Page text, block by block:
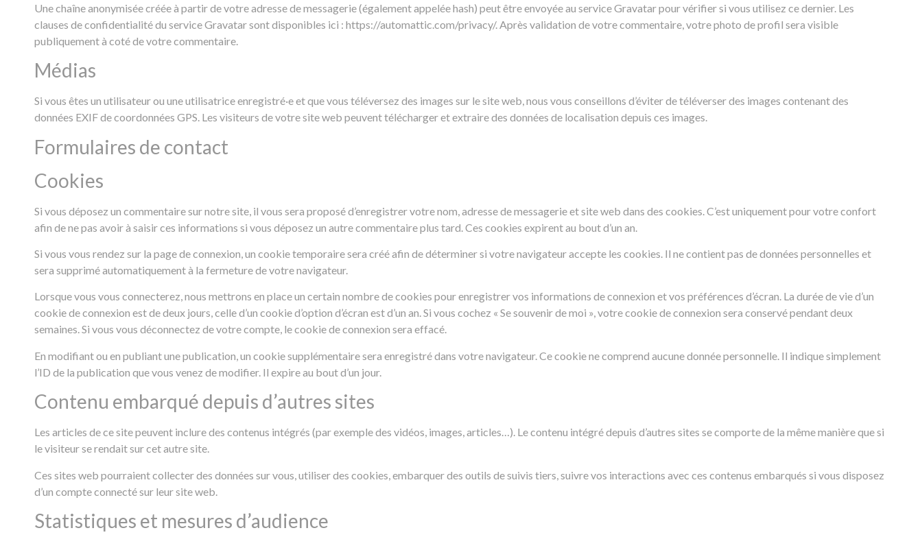
Une chaîne anonymisée créée à partir de votre adresse de messagerie (également appelée hash) peut être envoyée au service Gravatar pour vérifier si vous utilisez ce dernier. Les
clauses de confidentialité du service Gravatar sont disponibles ici : https://automattic.com/privacy/. Après validation de votre commentaire, votre photo de profil sera visible
publiquement à coté de votre commentaire.
Médias
Si vous êtes un utilisateur ou une utilisatrice enregistré·e et que vous téléversez des images sur le site web, nous vous conseillons d’éviter de téléverser des images contenant des
données EXIF de coordonnées GPS. Les visiteurs de votre site web peuvent télécharger et extraire des données de localisation depuis ces images.
Formulaires de contact
Cookies
Si vous déposez un commentaire sur notre site, il vous sera proposé d’enregistrer votre nom, adresse de messagerie et site web dans des cookies. C’est uniquement pour votre confort
afin de ne pas avoir à saisir ces informations si vous déposez un autre commentaire plus tard. Ces cookies expirent au bout d’un an.
Si vous vous rendez sur la page de connexion, un cookie temporaire sera créé afin de déterminer si votre navigateur accepte les cookies. Il ne contient pas de données personnelles et
sera supprimé automatiquement à la fermeture de votre navigateur.
Lorsque vous vous connecterez, nous mettrons en place un certain nombre de cookies pour enregistrer vos informations de connexion et vos préférences d’écran. La durée de vie d’un
cookie de connexion est de deux jours, celle d’un cookie d’option d’écran est d’un an. Si vous cochez « Se souvenir de moi », votre cookie de connexion sera conservé pendant deux
semaines. Si vous vous déconnectez de votre compte, le cookie de connexion sera effacé.
En modifiant ou en publiant une publication, un cookie supplémentaire sera enregistré dans votre navigateur. Ce cookie ne comprend aucune donnée personnelle. Il indique simplement
l’ID de la publication que vous venez de modifier. Il expire au bout d’un jour.
Contenu embarqué depuis d’autres sites
Les articles de ce site peuvent inclure des contenus intégrés (par exemple des vidéos, images, articles…). Le contenu intégré depuis d’autres sites se comporte de la même manière que si
le visiteur se rendait sur cet autre site.
Ces sites web pourraient collecter des données sur vous, utiliser des cookies, embarquer des outils de suivis tiers, suivre vos interactions avec ces contenus embarqués si vous disposez
d’un compte connecté sur leur site web.
Statistiques et mesures d’audience